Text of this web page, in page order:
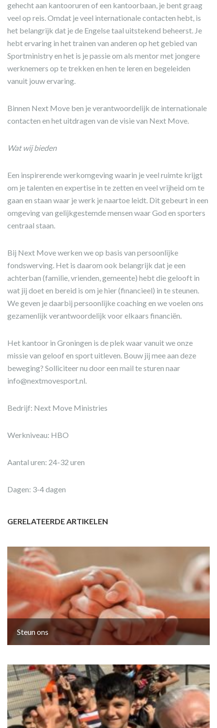
gehecht aan kantooruren of een kantoorbaan, je bent graag
veel op reis. Omdat je veel internationale contacten hebt, is
het belangrijk dat je de Engelse taal uitstekend beheerst. Je
hebt ervaring in het trainen van anderen op het gebied van
Sportministry en het is je passie om als mentor met jongere
werknemers op te trekken en hen te leren en begeleiden
vanuit jouw ervaring.
Binnen Next Move ben je verantwoordelijk de internationale
contacten en het uitdragen van de visie van Next Move.
Wat wij bieden
Een inspirerende werkomgeving waarin je veel ruimte krijgt
om je talenten en expertise in te zetten en veel vrijheid om te
gaan en staan waar je werk je naartoe leidt. Dit gebeurt in een
omgeving van gelijkgestemde mensen waar God en sporters
centraal staan.
Bij Next Move werken we op basis van persoonlijke
fondswerving. Het is daarom ook belangrijk dat je een
achterban (familie, vrienden, gemeente) hebt die gelooft in
wat jij doet en bereid is om je hier (financieel) in te steunen.
We geven je daarbij persoonlijke coaching en we voelen ons
gezamenlijk verantwoordelijk voor elkaars financiën.
Het kantoor in Groningen is de plek waar vanuit we onze
missie van geloof en sport uitleven. Bouw jij mee aan deze
beweging? Solliciteer nu door een mail te sturen naar
info@nextmovesport.nl.
Bedrijf: Next Move Ministries
Werkniveau: HBO
Aantal uren: 24-32 uren
Dagen: 3-4 dagen
GERELATEERDE ARTIKELEN
Steun ons